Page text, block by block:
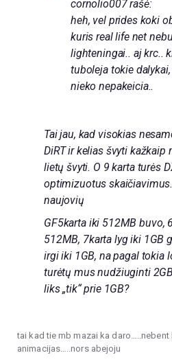
cornolio007 rašė:
heh, vel prides koki
kuris real life net
lighteningai.. aj krc..
tuboleja tokie
nieko nepakeicia..
Tai jau, kad visokias
DiRT ir kelias švyti kažkaip
lietų švyti. O 9 karta turės
optimizuotus
naujovių
GF5karta iki 512MB buvo,
512MB, 7karta lyg iki 1GB
irgi iki 1GB, na pagal tokia
turėtų mus nudžiuginti
liks „tik“ prie 1GB?
tai kad tie mb mazai ka
animacijas…..nors abejoju